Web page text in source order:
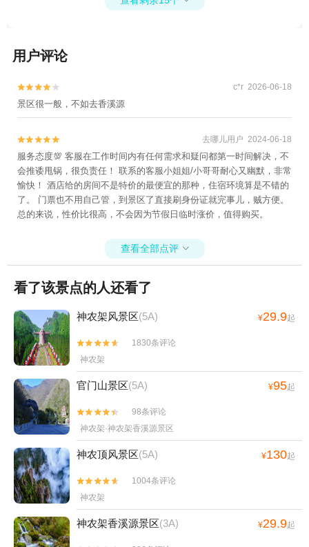
用户评论

 c*r 2026-06-18
景区很一般，不如去香溪源

 去哪儿用户 2024-06-18
服务态度💯 客服在工作时间内有任何需求和疑问都第一时间解决，不
会推诿甩锅，很负责任！ 联系的客服小姐姐/小哥哥耐心又幽默，非常
愉快！ 酒店给的房间不是特价的最便宜的那种，住宿环境算是不错的
了。 门票也不用自己管，到景区了直接刷身份证就完事儿，贼方便。
总的来说，性价比很高，不会因为节假日临时涨价，值得购买。
查看全部点评 
看了该景点的人还看了
神农架风景区(5A) ¥29.9起


1830条评论
神农架
官门山景区(5A) ¥95起


98条评论
神农架·神农架香溪源景区
神农顶风景区(5A) ¥130起


1004条评论
神农架
神农架香溪源景区(3A) ¥29.9起